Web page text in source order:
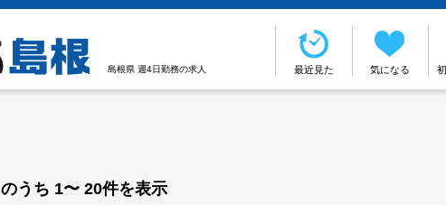
島根県 週4日勤務の求人 最近見た 気になる
のうち 1〜 20件を表示